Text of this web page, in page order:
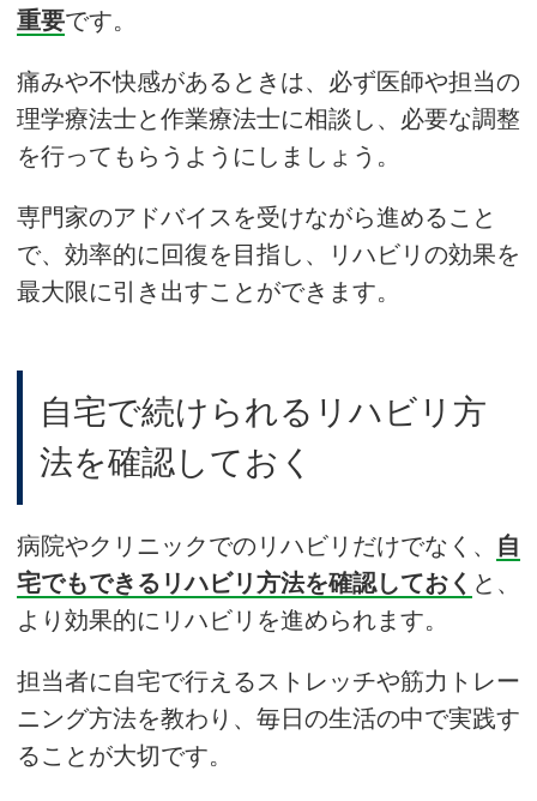
重要です。
痛みや不快感があるときは、必ず医師や担当の
理学療法士と作業療法士に相談し、必要な調整
を行ってもらうようにしましょう。
専門家のアドバイスを受けながら進めること
で、効率的に回復を目指し、リハビリの効果を
最大限に引き出すことができます。
自宅で続けられるリハビリ方
法を確認しておく
病院やクリニックでのリハビリだけでなく、 自
宅でもできるリハビリ方法を確認しておく と、
より効果的にリハビリを進められます。
担当者に自宅で行えるストレッチや筋力トレー
ニング方法を教わり、毎日の生活の中で実践す
ることが大切です。